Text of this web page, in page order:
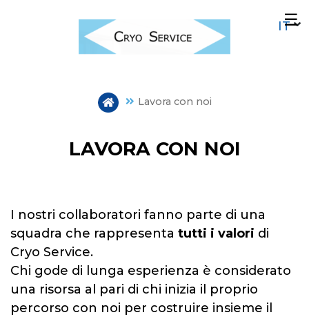
☰
Lavora con noi
LAVORA CON NOI
I nostri collaboratori fanno parte di una
squadra che rappresenta tutti i valori di
Cryo Service.
Chi gode di lunga esperienza è considerato
una risorsa al pari di chi inizia il proprio
percorso con noi per costruire insieme il